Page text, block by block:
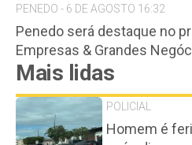
PENEDO - 6 DE AGOSTO 16:32
Penedo será destaque no
Empresas & Grandes
Mais lidas
POLICIAL
Homem é